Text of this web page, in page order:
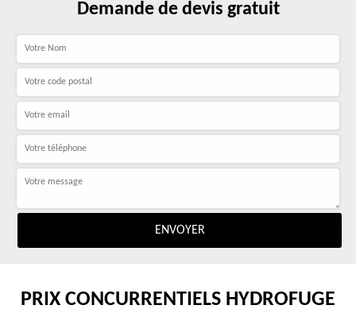
Demande de devis gratuit
PRIX CONCURRENTIELS HYDROFUGE